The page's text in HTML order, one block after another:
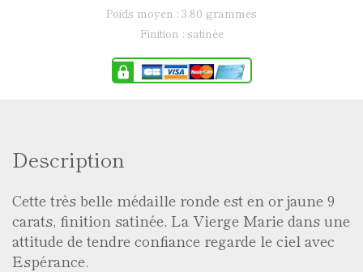
poids moyen : 3.80 grammes
finition : satinée
Description
Cette très belle médaille ronde est en or jaune 9
carats, finition satinée. La Vierge Marie dans une
attitude de tendre confiance regarde le ciel avec
Espérance.